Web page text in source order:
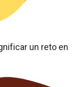
un reto en